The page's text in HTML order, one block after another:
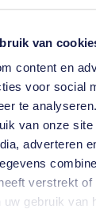
van
content en
voor social
te
van onze site
adverteren
verstrekt of
gebruik van
alle 4